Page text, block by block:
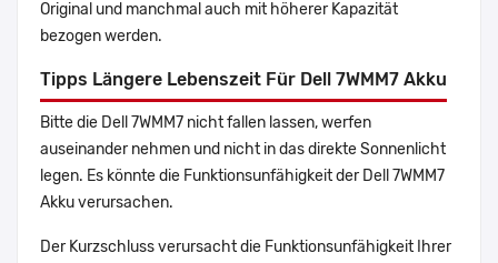
Original und manchmal auch mit höherer Kapazität
bezogen werden.
Tipps Längere Lebenszeit Für Dell 7WMM7 Akku
Bitte die Dell 7WMM7 nicht fallen lassen, werfen
auseinander nehmen und nicht in das direkte Sonnenlicht
legen. Es könnte die Funktionsunfähigkeit der Dell 7WMM7
Akku verursachen.
Der Kurzschluss verursacht die Funktionsunfähigkeit Ihrer